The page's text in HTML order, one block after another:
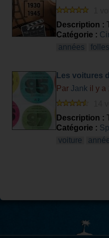
Description :
Catégorie :
années
folles
Les voitures
Par Jank il y a
Description :
carrosserie,
Catégorie :
voiture